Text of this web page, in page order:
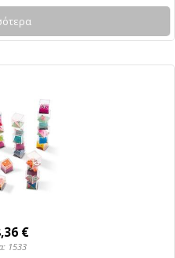
128 x 298 mm
€
1533